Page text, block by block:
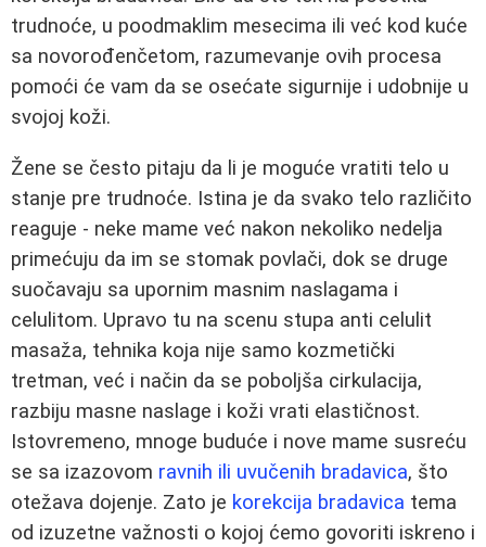
trudnoće, u poodmaklim mesecima ili već kod kuće
sa novorođenčetom, razumevanje ovih procesa
pomoći će vam da se osećate sigurnije i udobnije u
svojoj koži.
Žene se često pitaju da li je moguće vratiti telo u
stanje pre trudnoće. Istina je da svako telo različito
reaguje - neke mame već nakon nekoliko nedelja
primećuju da im se stomak povlači, dok se druge
suočavaju sa upornim masnim naslagama i
celulitom. Upravo tu na scenu stupa anti celulit
masaža, tehnika koja nije samo kozmetički
tretman, već i način da se poboljša cirkulacija,
razbiju masne naslage i koži vrati elastičnost.
Istovremeno, mnoge buduće i nove mame susreću
se sa izazovom ravnih ili uvučenih bradavica, što
otežava dojenje. Zato je korekcija bradavica tema
od izuzetne važnosti o kojoj ćemo govoriti iskreno i